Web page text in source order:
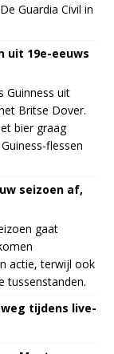
Guardia Civil in
uit 19e-eeuws
Guinness uit
Britse Dover.
bier graag
flessen
seizoen af,
gaat
actie, terwijl ook
tussenstanden.
tijdens live-